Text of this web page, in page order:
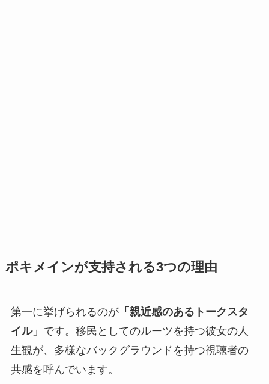
ポキメインが支持される3つの理由
第一に挙げられるのが「親近感のあるトークスタ
イル」 です。移民としてのルーツを持つ彼女の人
生観が、多様なバックグラウンドを持つ視聴者の
共感を呼んでいます。